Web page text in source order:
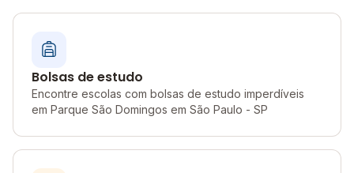
Bolsas de estudo
Encontre escolas com bolsas de estudo imperdíveis
em Parque São Domingos em São Paulo - SP